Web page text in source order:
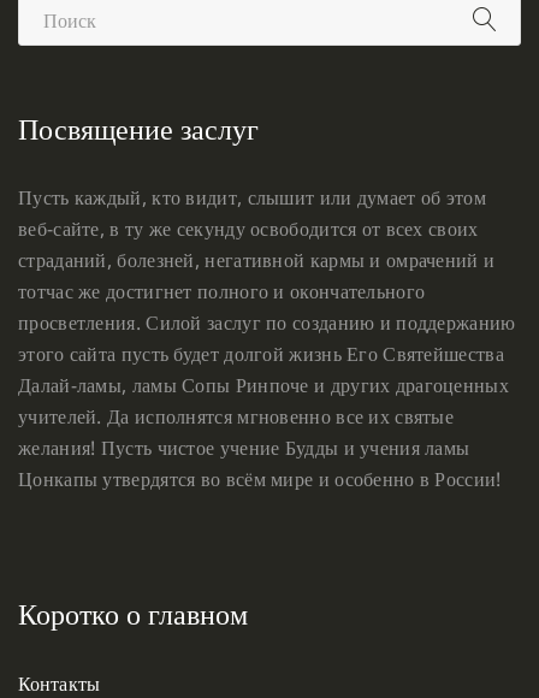
Посвящение заслуг
Пусть каждый, кто видит, слышит или думает об этом
веб-сайте, в ту же секунду освободится от всех своих
страданий, болезней, негативной кармы и омрачений и
тотчас же достигнет полного и окончательного
просветления. Силой заслуг по созданию и поддержанию
этого сайта пусть будет долгой жизнь Его Святейшества
Далай-ламы, ламы Сопы Ринпоче и других драгоценных
учителей. Да исполнятся мгновенно все их святые
желания! Пусть чистое учение Будды и учения ламы
Цонкапы утвердятся во всём мире и особенно в России!
Коротко о главном
Контакты